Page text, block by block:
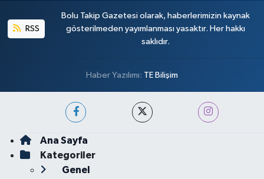
RSS
Bolu Takip Gazetesi olarak, haberlerimizin kaynak
gösterilmeden yayımlanması yasaktır. Her hakkı
saklıdır.
Haber Yazılımı: TE Bilişim
Ana Sayfa
Kategoriler
Genel